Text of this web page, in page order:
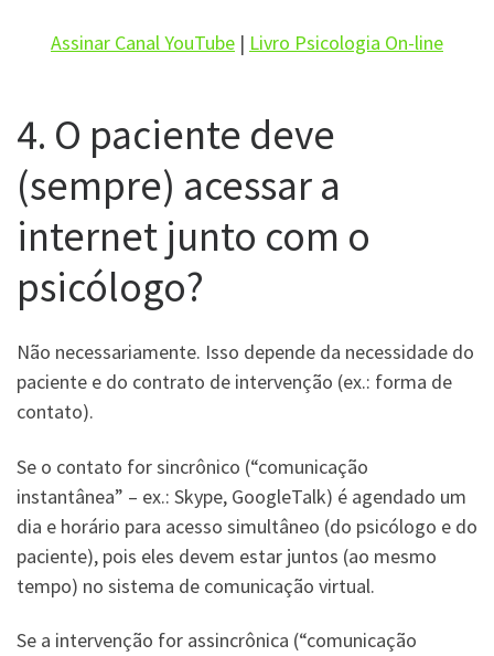
Assinar Canal YouTube | Livro Psicologia On-line
4. O paciente deve
(sempre) acessar a
internet junto com o
psicólogo?
Não necessariamente. Isso depende da necessidade do
paciente e do contrato de intervenção (ex.: forma de
contato).
Se o contato for sincrônico (“comunicação
instantânea” – ex.: Skype, GoogleTalk) é agendado um
dia e horário para acesso simultâneo (do psicólogo e do
paciente), pois eles devem estar juntos (ao mesmo
tempo) no sistema de comunicação virtual.
Se a intervenção for assincrônica (“comunicação